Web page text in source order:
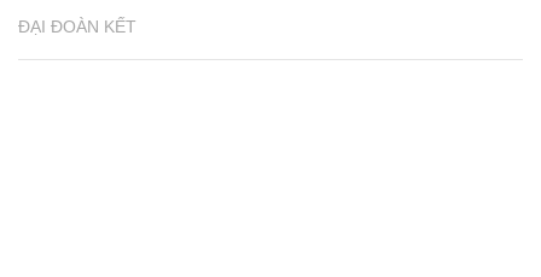
ĐẠI ĐOÀN KẾT